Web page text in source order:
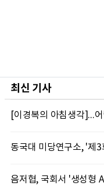
최신 기사
[이경복의 아침생각]...